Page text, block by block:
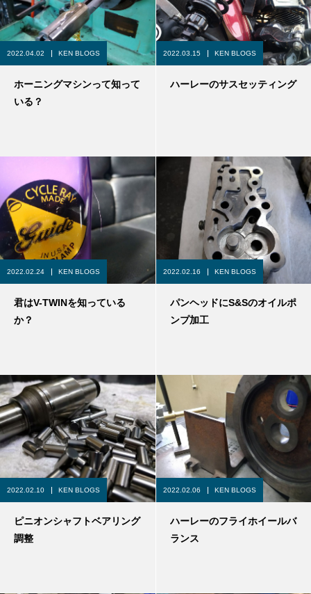
2022.04.02 KEN BLOGS
ホーニングマシンって知って
いる？
2022.03.15 KEN BLOGS
ハーレーのサスセッティング
2022.02.24 KEN BLOGS
君はV-TWINを知っている
か？
2022.02.16 KEN BLOGS
パンヘッドにS&Sのオイルポ
ンプ加工
2022.02.10 KEN BLOGS
ピニオンシャフトベアリング
調整
2022.02.06 KEN BLOGS
ハーレーのフライホイールバ
ランス